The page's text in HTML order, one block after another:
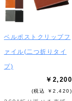
ベルポストクリップフ
ァイル(二つ折りタイ
プ)
￥2,200
(税込 ￥2,420)